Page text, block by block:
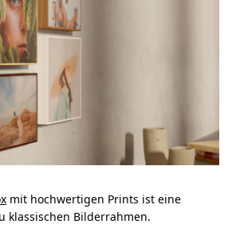
mit hochwertigen Prints ist eine
klassischen Bilderrahmen.